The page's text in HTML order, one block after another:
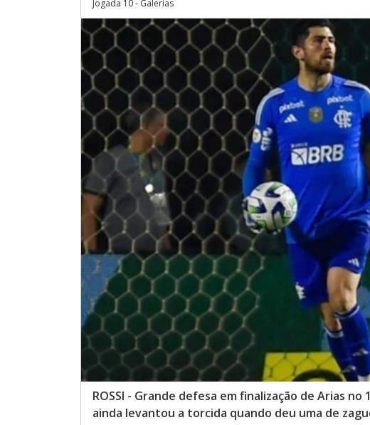
Jogada 10 - Galerias
ROSSI - Grande defesa em finalização de Arias
ainda levantou a torcida quando deu uma de